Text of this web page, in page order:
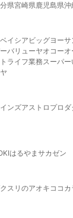
県宮崎県鹿児島県沖
ベイシア ビッグヨーサ
バリューヤオコーオ
ライフ業務スーパー
ンズアストロプロダ
はるやま サカゼン
クスリのアオキ ココ